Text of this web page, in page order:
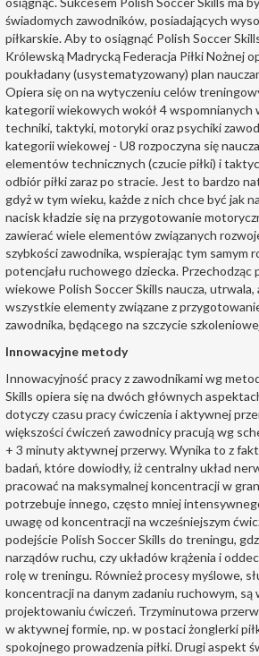
świadomych zawodników, posiadających
piłkarskie. Aby to osiągnąć Polish Soccer
Królewską Madrycką Federacja Piłki Nożnej
poukładany (usystematyzowany) plan
Opiera się on na wytyczeniu celów
kategorii wiekowych wokół 4 wspomnianych
techniki, taktyki, motoryki oraz psychiki
kategorii wiekowej - U8 rozpoczyna się
elementów technicznych (czucie piłki) i
odbiór piłki zaraz po stracie. Jest to bardzo
gdyż w tym wieku, każde z nich chce być jak
nacisk kładzie się na przygotowanie
zawierać wiele elementów związanych
szybkości zawodnika, wspierając tym samym
potencjału ruchowego dziecka. Przechodząc
wiekowe Polish Soccer Skills naucza,
wszystkie elementy związane z
zawodnika, będącego na szczycie
Innowacyjne metody
Innowacyjność pracy z zawodnikami wg
Skills opiera się na dwóch głównych
dotyczy czasu pracy ćwiczenia i aktywnej
większości ćwiczeń zawodnicy pracują wg
+ 3 minuty aktywnej przerwy. Wynika to z
badań, które dowiodły, iż centralny układ
pracować na maksymalnej koncentracji w
potrzebuje innego, często mniej
uwagę od koncentracji na wcześniejszym
podejście Polish Soccer Skills do treningu,
narządów ruchu, czy układów krążenia i
rolę w treningu. Również procesy myślowe,
koncentracji na danym zadaniu ruchowym, są
projektowaniu ćwiczeń. Trzyminutowa
w aktywnej formie, np. w postaci żonglerki
spokojnego prowadzenia piłki. Drugi aspekt